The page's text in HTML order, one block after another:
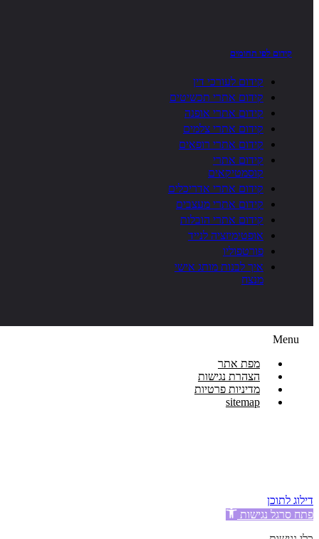
קידום לפי תחומים
קידום לעורכי דין
קידום אתרי תכשיטים
קידום אתרי אופנה
קידום אתרי צלמים
קידום אתרי רופאים
קידום אתרי
קוסמטיקאים
קידום אתרי אדריכלים
קידום אתרי מעצבים
קידום אתרי הובלות
אופטימיזציה לנייד
פורטפוליו
איך לבנות מותג אישי
מנצח
Menu
מפת אתר
הצהרת נגישות
מדיניות פרטיות
sitemap
דילוג לתוכן
פתח סרגל נגישות